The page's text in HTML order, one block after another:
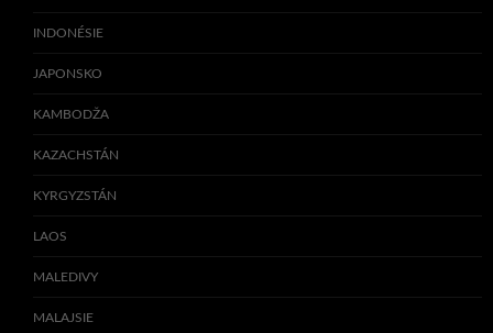
INDONÉSIE
JAPONSKO
KAMBODŽA
KAZACHSTÁN
KYRGYZSTÁN
LAOS
MALEDIVY
MALAJSIE